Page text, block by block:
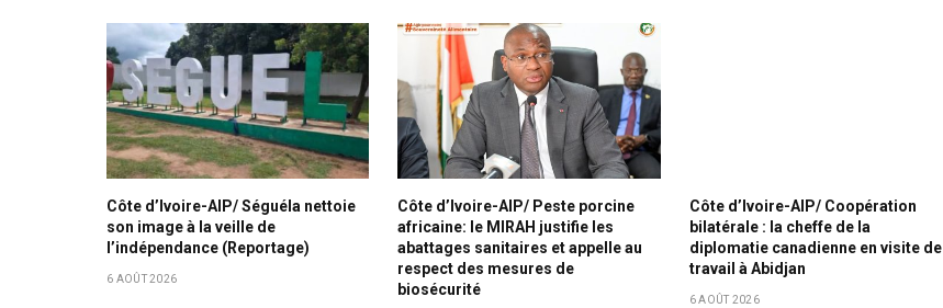
Côte d’Ivoire-AIP/ Séguéla nettoie
son image à la veille de
l’indépendance (Reportage)
6 AOÛT 2026
Côte d’Ivoire-AIP/ Peste porcine
africaine: le MIRAH justifie les
abattages sanitaires et appelle au
respect des mesures de
biosécurité
Côte d’Ivoire-AIP/ Coopération
bilatérale : la cheffe de la
diplomatie canadienne en visite de
travail à Abidjan
6 AOÛT 2026